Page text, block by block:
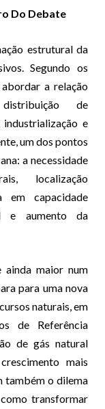
Do Debate
estrutural da
Segundo os
a relação
de
e
um dos pontos
a necessidade
localização
em capacidade
e aumento da
ainda maior num
para uma nova
naturais, em
de Referência
de gás natural
mais
também o dilema
transformar